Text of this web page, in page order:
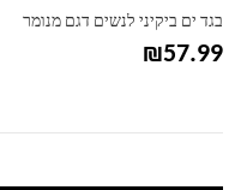
בגד ים ביקיני לנשים דגם מנומר
₪57.99